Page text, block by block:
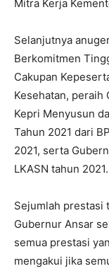
Mitra Kerja
Selanjutnya
Berkomitmen
Cakupan
Kesehatan, peraih
Kepri Menyusun
Tahun 2021 dari
2021, serta
LKASN tahun 2021.
Sejumlah prestasi
Gubernur Ansar
semua prestasi
mengakui jika